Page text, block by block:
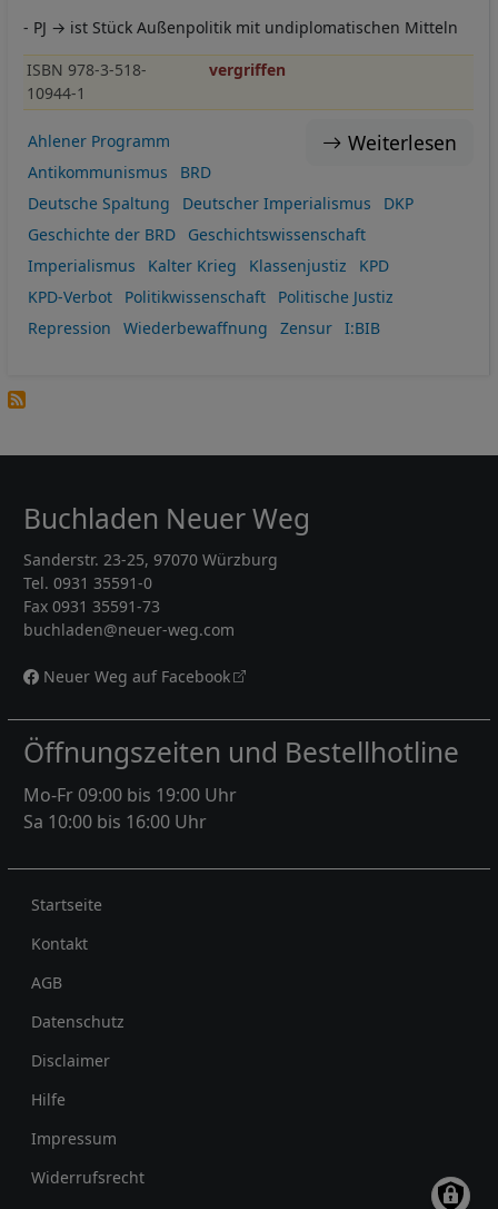
- PJ → ist Stück Außenpolitik mit undiplomatischen Mitteln
ISBN 978-3-518-
10944-1
vergriffen
Weiterlesen
Ahlener Programm
Antikommunismus
BRD
Deutsche Spaltung
Deutscher Imperialismus
DKP
Geschichte der BRD
Geschichtswissenschaft
Imperialismus
Kalter Krieg Klassenjustiz
KPD
KPD-Verbot
Politikwissenschaft
Politische Justiz
Repression
Wiederbewaffnung Zensur I:BIB
Buchladen Neuer Weg
Sanderstr. 23-25, 97070 Würzburg
Tel. 0931 35591-0
Fax 0931 35591-73
buchladen@neuer-weg.com
Neuer Weg auf Facebook
Öffnungszeiten und Bestellhotline
Mo-Fr 09:00 bis 19:00 Uhr
Sa 10:00 bis 16:00 Uhr
Rechtliches
Startseite
Kontakt
AGB
Datenschutz
Disclaimer
Hilfe
Impressum
Widerrufsrecht